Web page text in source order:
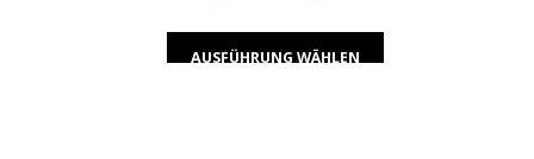
AUSFÜHRUNG WÄHLEN